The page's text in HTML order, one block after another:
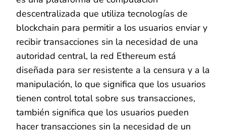
descentralizada que utiliza tecnologías de
blockchain para permitir a los usuarios enviar y
recibir transacciones sin la necesidad de una
autoridad central, la red Ethereum está
diseñada para ser resistente a la censura y a la
manipulación, lo que significa que los usuarios
tienen control total sobre sus transacciones,
también significa que los usuarios pueden
hacer transacciones sin la necesidad de un